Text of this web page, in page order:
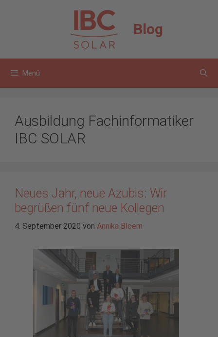
Blog
Menü
Ausbildung Fachinformatiker
IBC SOLAR
Neues Jahr, neue Azubis: Wir
begrüßen fünf neue Kollegen
4. September 2020 von Annika Bloem